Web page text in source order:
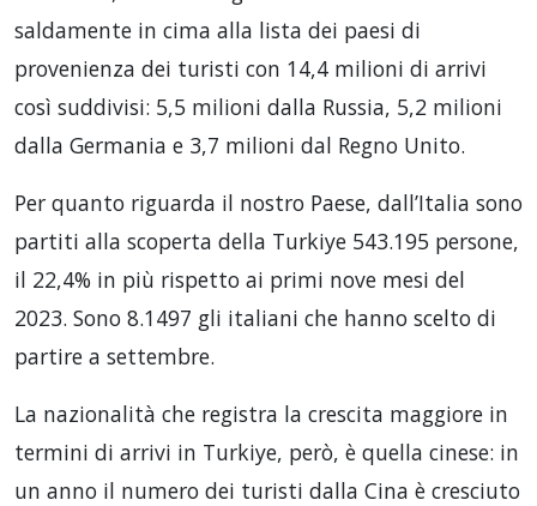
saldamente in cima alla lista dei paesi di
provenienza dei turisti con 14,4 milioni di arrivi
così suddivisi: 5,5 milioni dalla Russia, 5,2 milioni
dalla Germania e 3,7 milioni dal Regno Unito.
Per quanto riguarda il nostro Paese, dall’Italia sono
partiti alla scoperta della Turkiye 543.195 persone,
il 22,4% in più rispetto ai primi nove mesi del
2023. Sono 8.1497 gli italiani che hanno scelto di
partire a settembre.
La nazionalità che registra la crescita maggiore in
termini di arrivi in Turkiye, però, è quella cinese: in
un anno il numero dei turisti dalla Cina è cresciuto